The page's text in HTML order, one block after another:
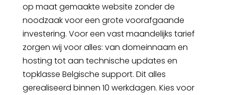
op maat gemaakte website zonder de
noodzaak voor een grote voorafgaande
investering. Voor een vast maandelijks tarief
zorgen wij voor alles: van domeinnaam en
hosting tot aan technische updates en
topklasse Belgische support. Dit alles
gerealiseerd binnen 10 werkdagen. Kies voor